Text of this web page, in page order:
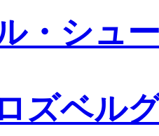
・シュ
ズベル